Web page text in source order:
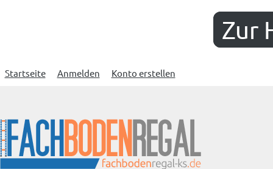
Zur
Startseite Anmelden Konto erstellen